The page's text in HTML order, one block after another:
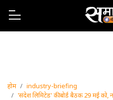
होम
industry-briefing
'संदेश लिमिटेड' की बोर्ड बैठक 29 मई को,